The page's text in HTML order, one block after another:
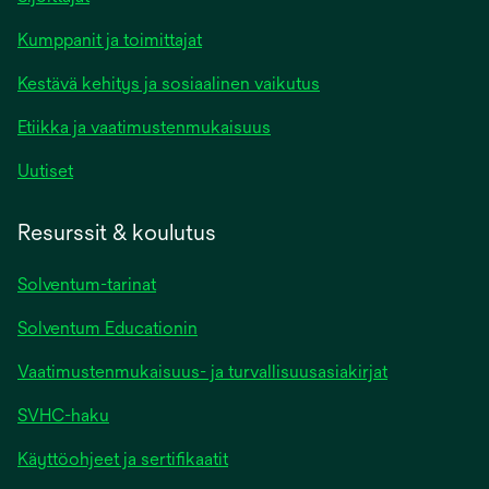
Kumppanit ja toimittajat
Kestävä kehitys ja sosiaalinen vaikutus
Etiikka ja vaatimustenmukaisuus
Uutiset
Resurssit & koulutus
Solventum-tarinat
Solventum Educationin
Vaatimustenmukaisuus- ja turvallisuusasiakirjat
SVHC-haku
Käyttöohjeet ja sertifikaatit